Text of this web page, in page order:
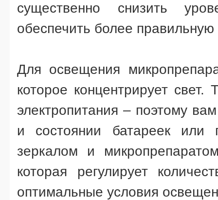
существенно снизить
обеспечить более правильную
Для освещения
которое концентрирует
электропитания – поэтому
и состоянии батареек или
зеркалом и
которая регулирует
оптимальные условия